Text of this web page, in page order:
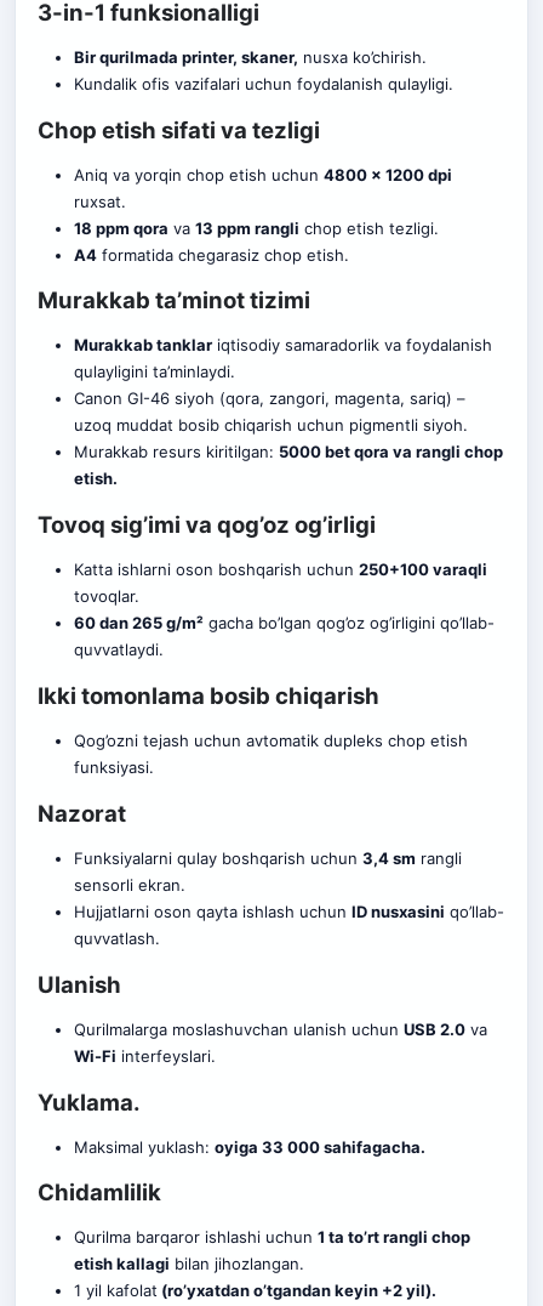
3-in-1 funksionalligi
Bir qurilmada printer, skaner, nusxa ko’chirish.
Kundalik ofis vazifalari uchun foydalanish qulayligi.
Chop etish sifati va tezligi
Aniq va yorqin chop etish uchun 4800 x 1200 dpi
ruxsat.
18 ppm qora va 13 ppm rangli chop etish tezligi.
A4formatida chegarasiz chop etish.
Murakkab ta’minot tizimi
Murakkab tanklariqtisodiy samaradorlik va foydalanish
qulayligini ta’minlaydi.
Canon GI-46 siyoh (qora, zangori, magenta, sariq) –
uzoq muddat bosib chiqarish uchun pigmentli siyoh.
Murakkab resurs kiritilgan: 5000 bet qora va rangli chop
etish.
Tovoq sig’imi va qog’oz og’irligi
Katta ishlarni oson boshqarish uchun 250+100 varaqli
tovoqlar.
60 dan 265 g/m² gacha bo’lgan qog’oz og’irligini qo’llab-
quvvatlaydi.
Ikki tomonlama bosib chiqarish
Qog’ozni tejash uchun avtomatik dupleks chop etish
funksiyasi.
Nazorat
Funksiyalarni qulay boshqarish uchun 3,4 sm rangli
sensorli ekran.
Hujjatlarni oson qayta ishlash uchun ID nusxasini qo’llab-
quvvatlash.
Ulanish
Qurilmalarga moslashuvchan ulanish uchun USB 2.0va
Wi-Fi interfeyslari.
Yuklama.
Maksimal yuklash: oyiga 33 000 sahifagacha.
Chidamlilik
Qurilma barqaror ishlashi uchun 1 ta to’rt rangli chop
etish kallagi bilan jihozlangan.
1 yil kafolat (ro’yxatdan o’tgandan keyin +2 yil).